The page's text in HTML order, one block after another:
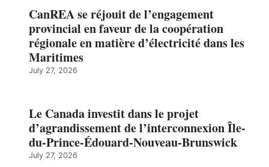
CanREA se réjouit de l’engagement
provincial en faveur de la coopération
régionale en matière d’électricité dans les
Maritimes
July 27, 2026
Le Canada investit dans le projet
d’agrandissement de l’interconnexion Île-
du-Prince-Édouard-Nouveau-Brunswick
July 27, 2026